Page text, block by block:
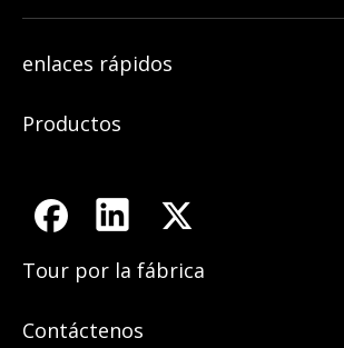
enlaces rápidos
Productos
Tour por la fábrica
Contáctenos